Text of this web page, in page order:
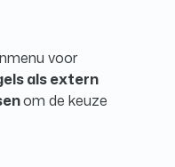
voor
als extern
om de keuze